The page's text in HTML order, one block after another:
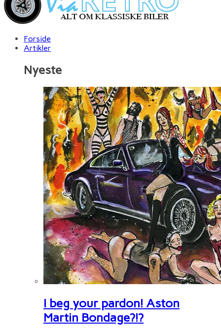
Forside
Artikler
Nyeste
I beg your pardon! Aston
Martin Bondage?!?